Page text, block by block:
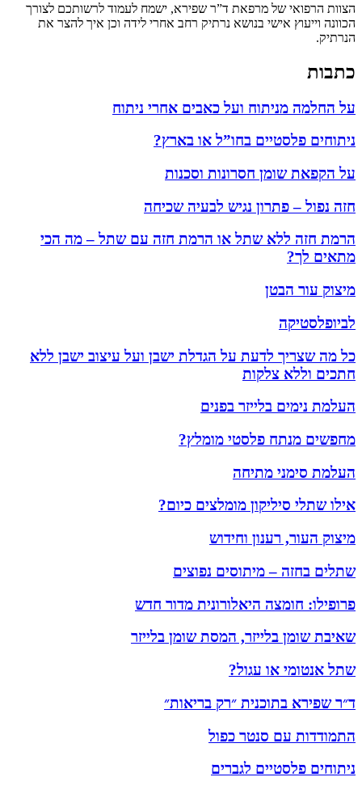
של מרפאת ד”ר שפירא, ישמח לעמוד לרשותכם לצורך
אישי בנושא נרתיק רחב אחרי לידה וכן איך להצר את
ועל כאבים אחרי ניתוח
בחו”ל או בארץ?
חסרונות וסכנות
נגיש לבעיה שכיחה
שתל או הרמת חזה עם שתל – מה הכי
לדעת על הגדלת ישבן ועל עיצוב ישבן ללא
צלקות
בלייזר בפנים
פלסטי מומלץ?
מתיחה
מומלצים כיום?
וחידוש
– מיתוסים נפוצים
היאלורונית מדור חדש
בלייזר, המסת שומן בלייזר
או עגול?
״רק בריאות״
סנטר כפול
לגברים